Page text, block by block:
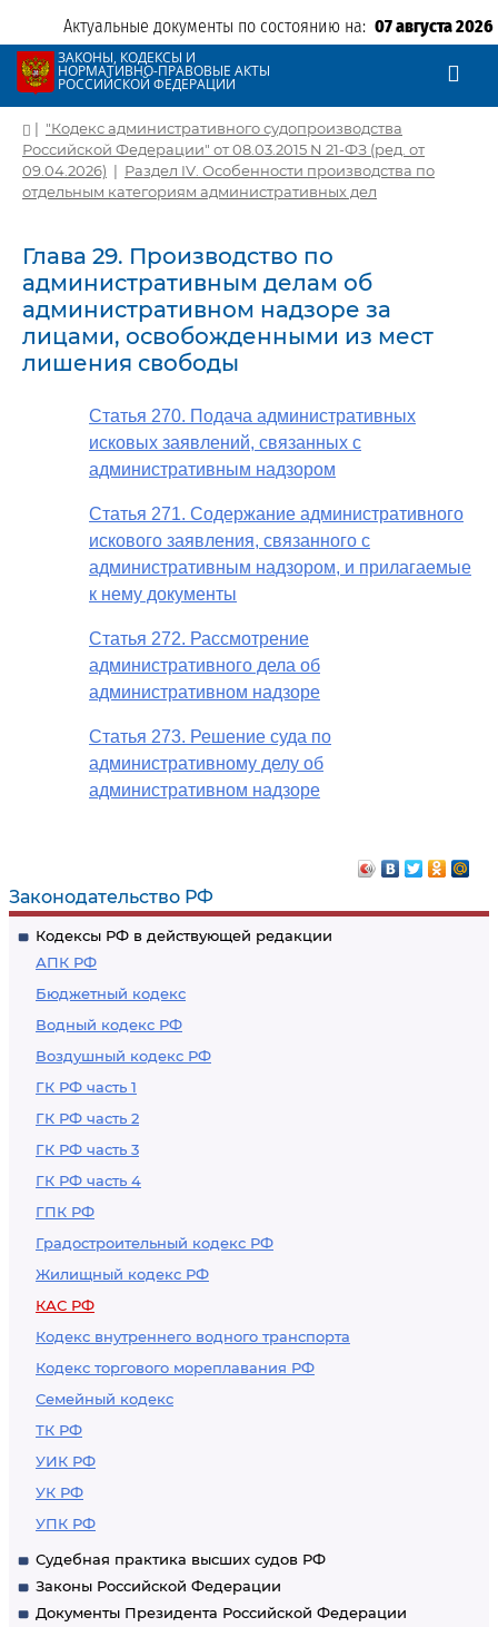
Актуальные документы по состоянию на: 07 августа 2026
ЗАКОНЫ, КОДЕКСЫ И
НОРМАТИВНО-ПРАВОВЫЕ АКТЫ
РОССИЙСКОЙ ФЕДЕРАЦИИ
Законодательство РФ
Кодексы РФ в действующей редакции
АПК РФ
Бюджетный кодекс
Водный кодекс РФ
Воздушный кодекс РФ
ГК РФ часть 1
ГК РФ часть 2
ГК РФ часть 3
ГК РФ часть 4
ГПК РФ
Градостроительный кодекс РФ
Жилищный кодекс РФ
КАС РФ
Кодекс внутреннего водного транспорта
Кодекс торгового мореплавания РФ
Семейный кодекс
ТК РФ
УИК РФ
УК РФ
УПК РФ
Судебная практика высших судов РФ
Законы Российской Федерации
Документы Президента Российской Федерации
| "Кодекс административного судопроизводства
Российской Федерации" от 08.03.2015 N 21-ФЗ (ред. от
09.04.2026) | Раздел IV. Особенности производства по
отдельным категориям административных дел
Глава 29. Производство по
административным делам об
административном надзоре за
лицами, освобожденными из мест
лишения свободы
Статья 270. Подача административных
исковых заявлений, связанных с
административным надзором
Статья 271. Содержание административного
искового заявления, связанного с
административным надзором, и прилагаемые
к нему документы
Статья 272. Рассмотрение
административного дела об
административном надзоре
Статья 273. Решение суда по
административному делу об
административном надзоре